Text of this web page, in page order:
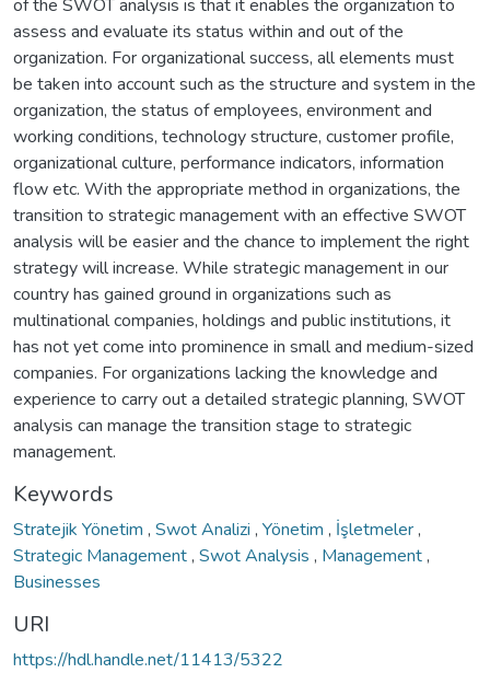
of the SWOT analysis is that it enables the organization to
assess and evaluate its status within and out of the
organization. For organizational success, all elements must
be taken into account such as the structure and system in the
organization, the status of employees, environment and
working conditions, technology structure, customer profile,
organizational culture, performance indicators, information
flow etc. With the appropriate method in organizations, the
transition to strategic management with an effective SWOT
analysis will be easier and the chance to implement the right
strategy will increase. While strategic management in our
country has gained ground in organizations such as
multinational companies, holdings and public institutions, it
has not yet come into prominence in small and medium-sized
companies. For organizations lacking the knowledge and
experience to carry out a detailed strategic planning, SWOT
analysis can manage the transition stage to strategic
management.
Keywords
Stratejik Yönetim , Swot Analizi , Yönetim , İşletmeler,
Strategic Management, Swot Analysis , Management,
Businesses
URI
https://hdl.handle.net/11413/5322